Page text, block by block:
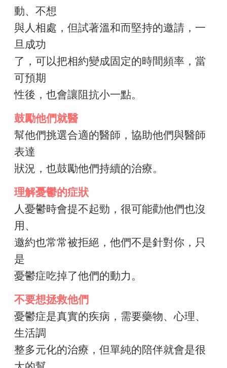
動、不想
與人相處，但試著溫和而堅持的邀請，一
旦成功
了，可以把相約變成固定的時間頻率，當
可預期
性後，也會讓阻抗小一點。
鼓勵他們就醫
幫他們挑選合適的醫師，協助他們與醫師
表達
狀況，也鼓勵他們持續的治療。
理解憂鬱的症狀
人憂鬱時會提不起勁，很可能勸他們也沒
用、
邀約也常常被拒絕，他們不是針對你，只
是
憂鬱症吃掉了他們的動力。
不要想拯救他們
憂鬱症是真實的疾病，需要藥物、心理、
生活調
整多元化的治療，但單純的陪伴就會是很